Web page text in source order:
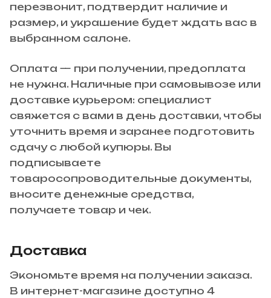
перезвонит, подтвердит наличие и
размер, и украшение будет ждать вас в
выбранном салоне.
Оплата — при получении, предоплата
не нужна. Наличные при самовывозе или
доставке курьером: специалист
свяжется с вами в день доставки, чтобы
уточнить время и заранее подготовить
сдачу с любой купюры. Вы
подписываете
товаросопроводительные документы,
вносите денежные средства,
получаете товар и чек.
Доставка
Экономьте время на получении заказа.
В интернет-магазине доступно 4